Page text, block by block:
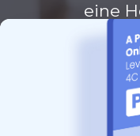
eine